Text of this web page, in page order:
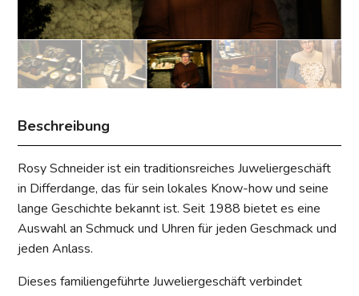
Beschreibung
Rosy Schneider ist ein traditionsreiches Juweliergeschäft
in Differdange, das für sein lokales Know-how und seine
lange Geschichte bekannt ist. Seit 1988 bietet es eine
Auswahl an Schmuck und Uhren für jeden Geschmack und
jeden Anlass.
Dieses familiengeführte Juweliergeschäft verbindet